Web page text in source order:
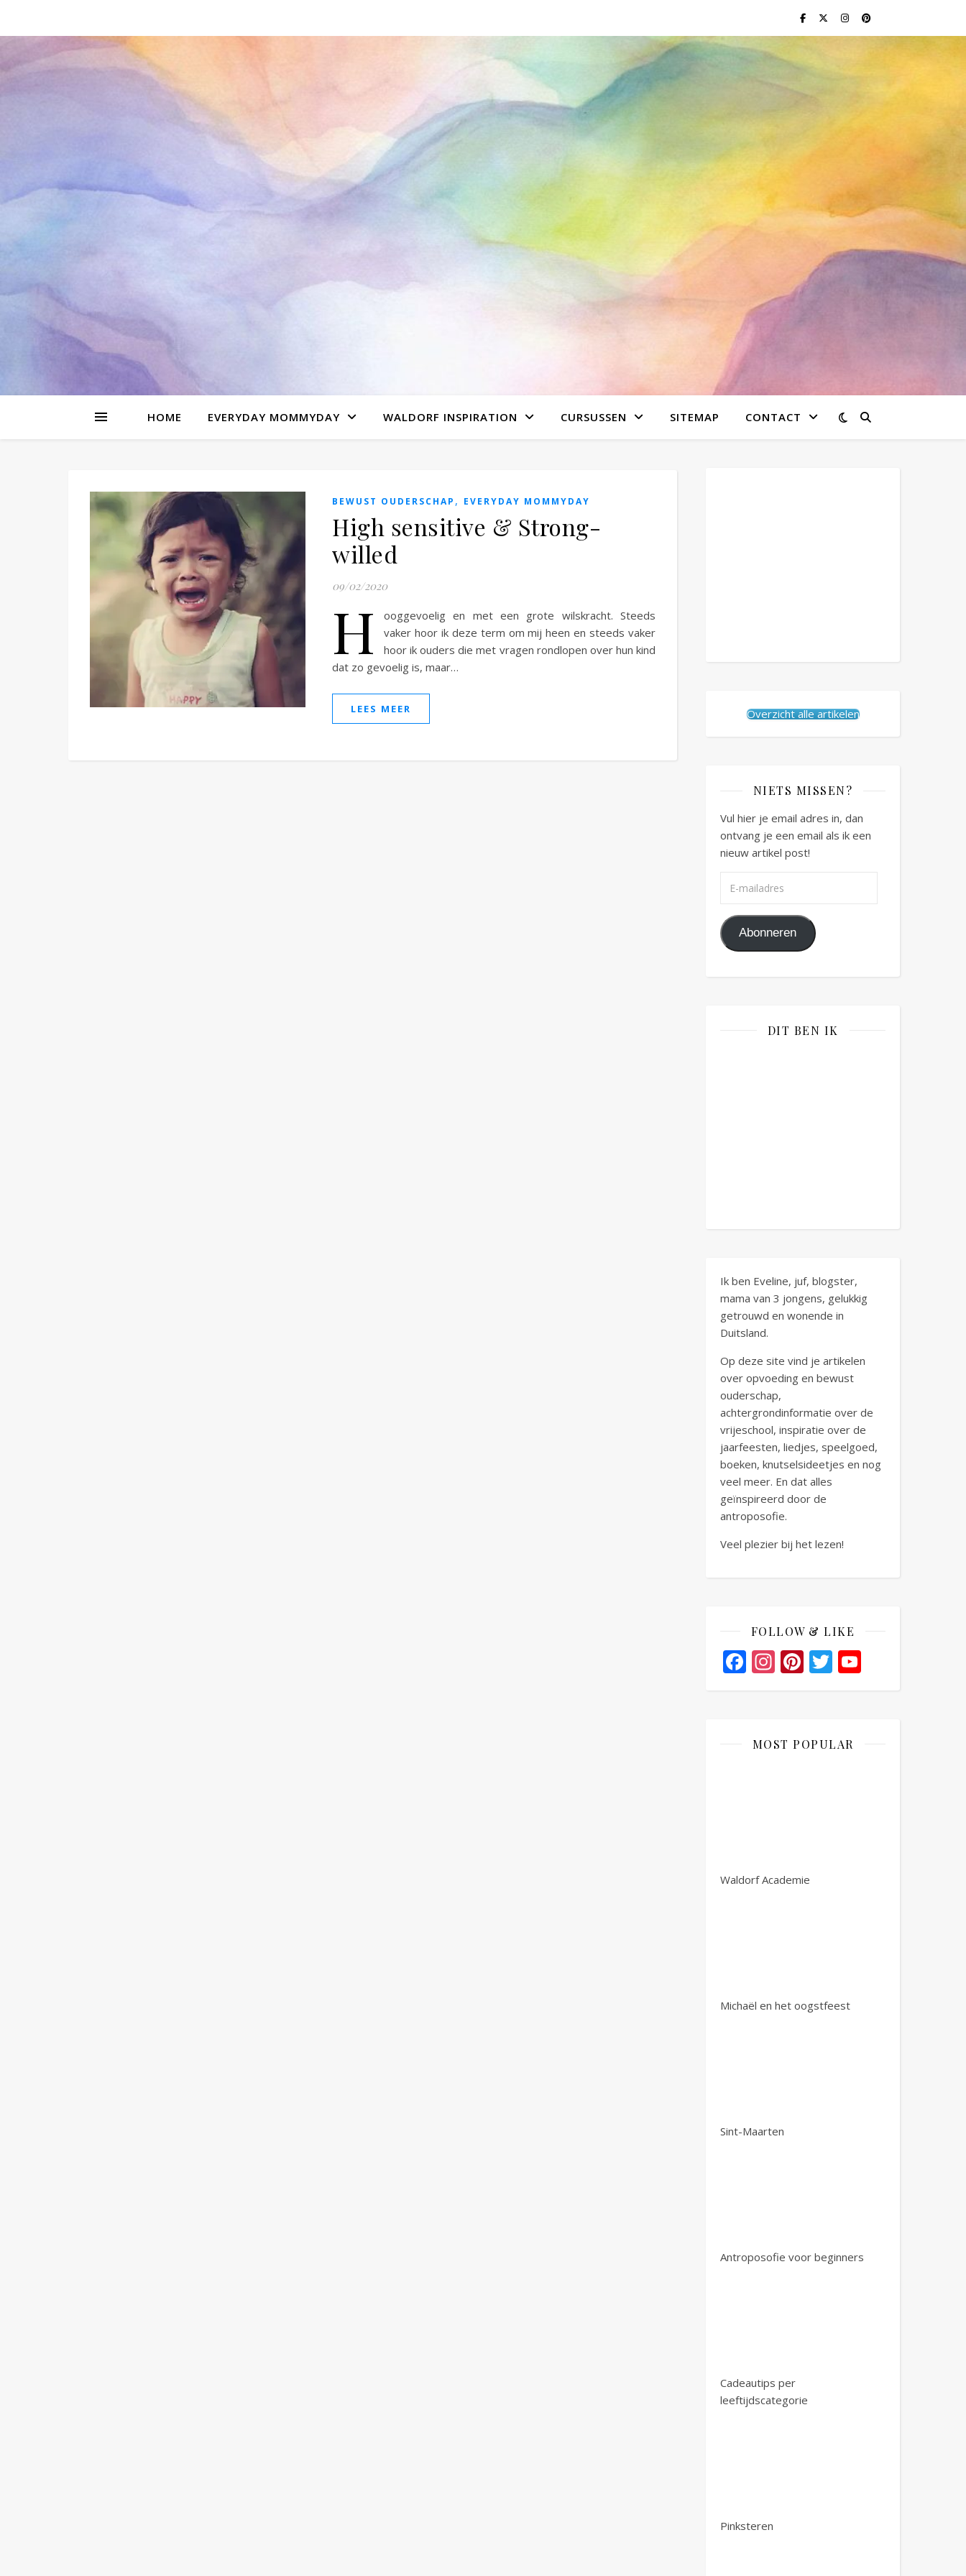
HOME EVERYDAY MOMMYDAY WALDORF INSPIRATION CURSUSSEN SITEMAP CONTACT
BEWUST OUDERSCHAP , EVERYDAY MOMMYDAY
High sensitive & Strong-
willed
09/02/2020
H
ooggevoelig en met een grote wilskracht. Steeds
vaker hoor ik deze term om mij heen en steeds vaker
hoor ik ouders die met vragen rondlopen over hun kind
dat zo gevoelig is, maar…
LEES MEER Overzicht alle artikelen
NIETS MISSEN?
Vul hier je email adres in, dan
ontvang je een email als ik een
nieuw artikel post!
Abonneren
DIT BEN IK
Ik ben Eveline, juf, blogster,
mama van 3 jongens, gelukkig
getrouwd en wonende in
Duitsland.
Op deze site vind je artikelen
over opvoeding en bewust
ouderschap,
achtergrondinformatie over de
vrijeschool, inspiratie over de
jaarfeesten, liedjes, speelgoed,
boeken, knutselsideetjes en nog
veel meer. En dat alles
geïnspireerd door de
antroposofie.
Veel plezier bij het lezen!
FOLLOW & LIKE
Facebook
Instagram
Pinterest
Twitter
Channel
MOST POPULAR
Waldorf Academie
Michaël en het oogstfeest
Sint-Maarten
Antroposofie voor beginners
Cadeautips per
leeftijdscategorie
Pinksteren